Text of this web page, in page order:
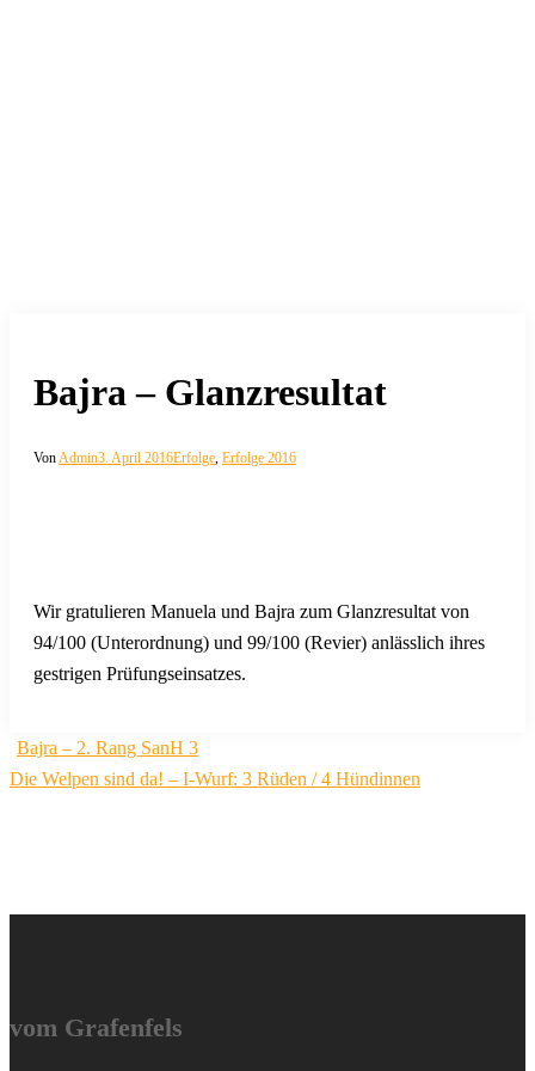
Bajra – Glanzresultat
VonAdmin3. April 2016Erfolge, Erfolge 2016
Wir gratulieren Manuela und Bajra zum Glanzresultat von
94/100 (Unterordnung) und 99/100 (Revier) anlässlich ihres
gestrigen Prüfungseinsatzes.
Beitragsnavigation
Bajra – 2. Rang SanH 3
Die Welpen sind da! – I-Wurf: 3 Rüden / 4 Hündinnen
vom Grafenfels